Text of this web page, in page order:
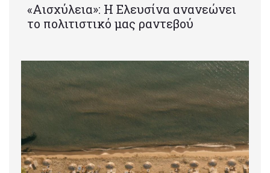
«Αισχύλεια»: Η Ελευσίνα ανανεώνει
το πολιτιστικό μας ραντεβού